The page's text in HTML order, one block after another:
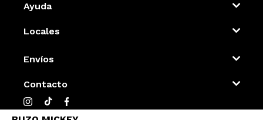
Ayuda
Locales
Envíos
Contacto